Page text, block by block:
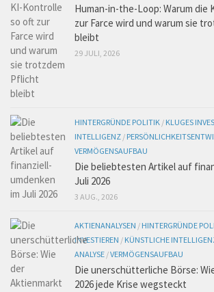
Human-in-the-Loop: Warum die
zur Farce wird und warum sie
bleibt
29 JULI, 2026
HINTERGRÜNDE POLITIK / KLUGES
INTELLIGENZ /
VERMÖGENSAUFBAU
Die beliebtesten Artikel auf
Juli 2026
3 AUG., 2026
AKTIENANALYSEN / HINTERGRÜNDE
INVESTIEREN / KÜNSTLICHE
ANALYSE /VERMÖGENSAUFBAU
Die unerschütterliche Börse:
2026 jede Krise wegsteckt